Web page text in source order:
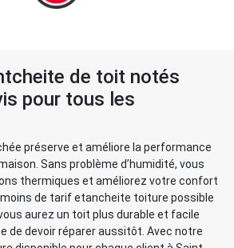
de toit notés
pour tous les
préserve et améliore la performance
Sans problème d’humidité, vous
thermiques et améliorez votre confort
moins de tarif etancheite toiture possible
aurez un toit plus durable et facile
de devoir réparer aussitôt. Avec notre